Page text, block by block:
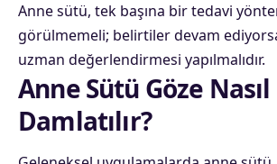
Anne sütü, tek başına bir tedavi
görülmemeli; belirtiler devam
uzman değerlendirmesi yapılmalıdır.
Anne Sütü Göze Nasıl
Damlatılır?